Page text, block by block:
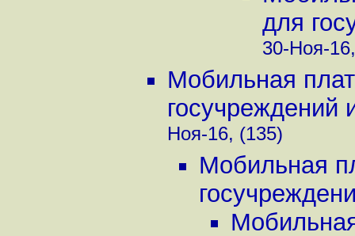
для
30-Ноя-
Мобильная
госучреждений
Ноя-16, (135)
Мобильная